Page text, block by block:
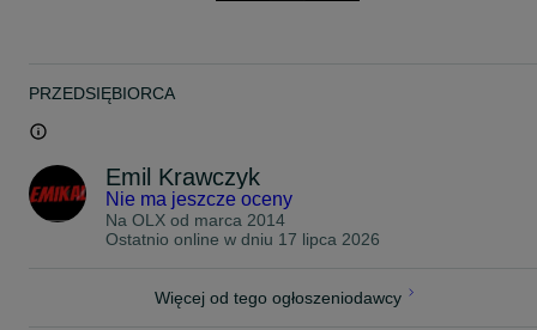
BARDZO PROSIMY O KONTAKT TELEFONICZNY W CELU
UZYSKANIA ODPOWIEDZI NA PAŃSTWA PYTANIA, PONIEWAŻ
OTRZYMUJEMY CODZIENNIE BARDZO DUŻO WIADOMOŚCI I
NIE NA KAŻDĄ JESTEŚMY W STANIE ODPISAĆ ZE WZGLĘDU
POZOSTAŁE OBOWIĄZKI.
ZAPRASZAM PO ODBIÓR I BEZPŁATNY MONTAŻ
OPON 24 GODZINY NA DOBĘ 7 DNI W TYGODNIU W
TEL: 5 1 2 - 9 6 5 - 9 0 4
PRZEDSIĘBIORCA
Emil Krawczyk
Nie ma jeszcze oceny
Na OLX od marca 2014
Ostatnio online w dniu 17 lipca 2026
Więcej od tego ogłoszeniodawcy